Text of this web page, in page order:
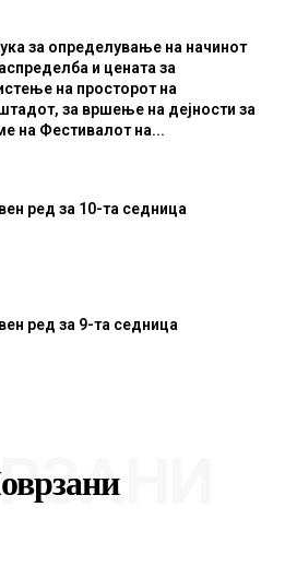
за определување на начинот
и цената за
на просторот на
за вршење на дејности за
на Фестивалот на...
ред за 10-та седница
ред за 9-та седница